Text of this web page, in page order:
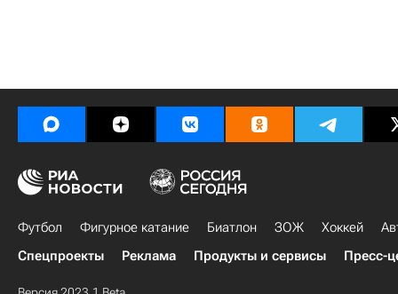
Футбол Фигурное катание Биатлон ЗОЖ Хоккей
Спецпроекты
Реклама Продукты и сервисы Пресс-